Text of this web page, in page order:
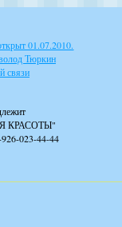
01.07.2010.
Тюркин
связи
КРАСОТЫ"
023-44-44